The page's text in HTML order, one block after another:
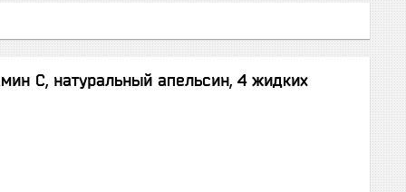
С, натуральный апельсин, 4 жидких